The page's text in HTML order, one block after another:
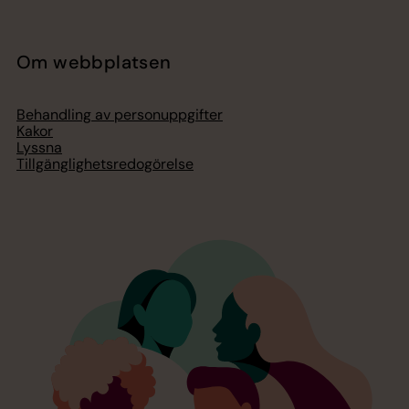
Om webbplatsen
Behandling av personuppgifter
Kakor
Lyssna
Tillgänglighetsredogörelse